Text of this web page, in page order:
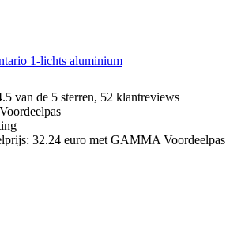
1-lichts aluminium
van de 5 sterren, 52 klantreviews
32.24 euro met GAMMA Voordeelpas